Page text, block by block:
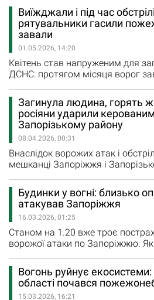
Вчора увечері ворог запустив
безпілотники. Поранення
віком 49 і 60 років, а також 17-
ранок окупанти атакували
прийшовся по…
Виїжджали і під час
рятувальники гасили
завали
01.05.2026, 14:20
Квітень став напруженим для
ДСНС: протягом місяця ворог
на ліквідацію пожеж. При цьому
відбувалися безпосередньо під
гасіння пожеж та розбору
міжвідомчій пресконференції в
ДСНС в Запорізькій…
Загинула людина, горять
росіяни ударили
Запорізькому району
08.04.2026, 00:31
Внаслідок ворожих атак і
мешканці Запоріжжя і
зруйновані та пошкоджені
будівлі, виникли пожежі. Під
будинків виявлене тіло
голова Запорізької ОВА Іван
балабинців…
Будинки у вогні: близько
атакував Запоріжжя
16.03.2026, 01:25
Станом на 1.20 вже троє
ворожої атаки по Запоріжжю.
дістали 18-річний хлопець та
надають необхідну медичну
атакували безпілотником
Вогонь руйнує екосистеми:
області почався
15.03.2026, 16:21